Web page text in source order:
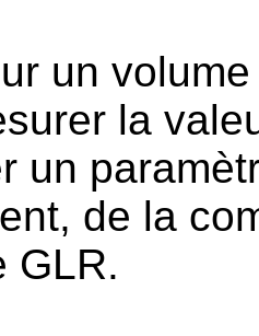
un
la
un
de la
GLR.